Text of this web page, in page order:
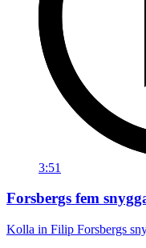
3:51
Forsbergs fem
Kolla in Filip Forsbergs